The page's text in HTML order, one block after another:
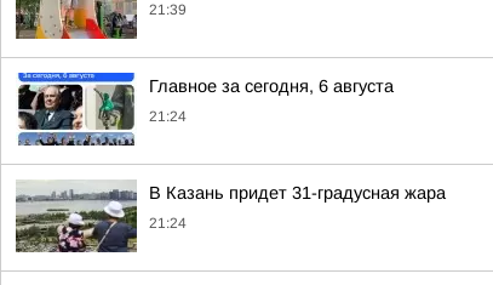
21:39
Главное за сегодня, 6 августа
21:24
В Казань придет 31-градусная жара
21:24